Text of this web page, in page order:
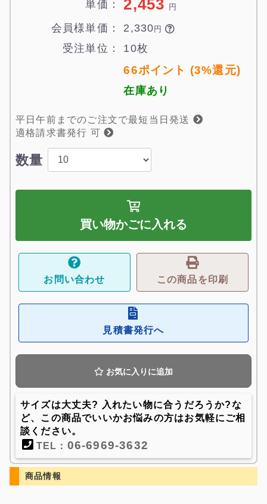
単価： 2,453 円
会員様単価： 2,330円 
受注単位： 10枚
66ポイント (3%還元)
在庫あり
平日午前までのご注文で最短当日発送
適格請求書発行 可
数量
買い物かごに入れる
お問い合わせ この商品を印刷
見積書発行へ
お気に入りに追加
サイズは大丈夫? 入れたい物に合うだろうか?な
ど、この商品でいいかお悩みの方はお気軽にご相
談ください。
TEL： 06-6969-3632
商品情報